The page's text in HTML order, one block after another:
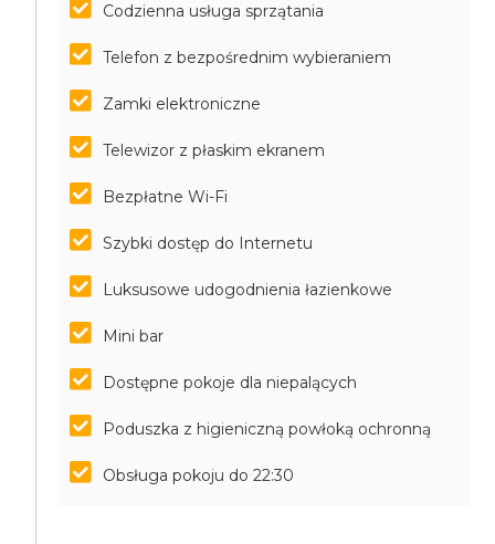
Codzienna usługa sprzątania
Telefon z bezpośrednim wybieraniem
Zamki elektroniczne
Telewizor z płaskim ekranem
Bezpłatne Wi-Fi
Szybki dostęp do Internetu
Luksusowe udogodnienia łazienkowe
Mini bar
Dostępne pokoje dla niepalących
Poduszka z higieniczną powłoką ochronną
Obsługa pokoju do 22:30